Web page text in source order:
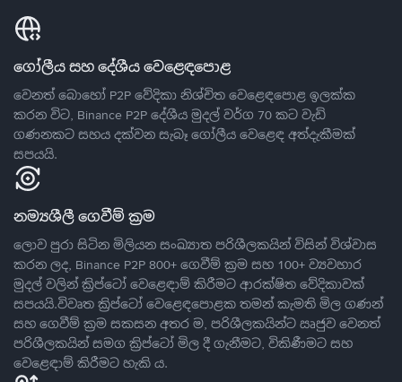
ගෝලීය සහ දේශීය වෙළෙඳපොළ
වෙනත් බොහෝ P2P වේදිකා නිශ්චිත වෙළෙඳපොළ ඉලක්ක
කරන විට, Binance P2P දේශීය මුදල් වර්ග 70 කට වැඩි
ගණනකට සහය දක්වන සැබෑ ගෝලීය වෙළෙඳ අත්දැකීමක්
සපයයි.
නම්‍යශීලී ගෙවීම් ක්‍රම
ලොව පුරා සිටින මිලියන සංඛ්‍යාත පරිශීලකයින් විසින් විශ්වාස
කරන ලද, Binance P2P 800+ ගෙවීම් ක්‍රම සහ 100+ ව්‍යවහාර
මුදල් වලින් ක්‍රිප්ටෝ වෙළෙඳාම් කිරීමට ආරක්ෂිත වේදිකාවක්
සපයයි.විවෘත ක්‍රිප්ටෝ වෙළෙඳපොළක තමන් කැමති මිල ගණන්
සහ ගෙවීම් ක්‍රම සකසන අතර ම, පරිශීලකයින්ට ඍජුව වෙනත්
පරිශීලකයින් සමග ක්‍රිප්ටෝ මිල දී ගැනීමට, විකිණීමට සහ
වෙළෙඳාම් කිරීමට හැකි ය.